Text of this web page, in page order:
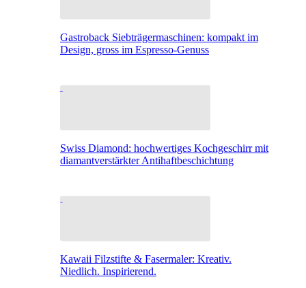
Gastroback Siebträgermaschinen: kompakt im
Design, gross im Espresso-Genuss
Swiss Diamond: hochwertiges Kochgeschirr mit
diamantverstärkter Antihaftbeschichtung
Kawaii Filzstifte & Fasermaler: Kreativ.
Niedlich. Inspirierend.